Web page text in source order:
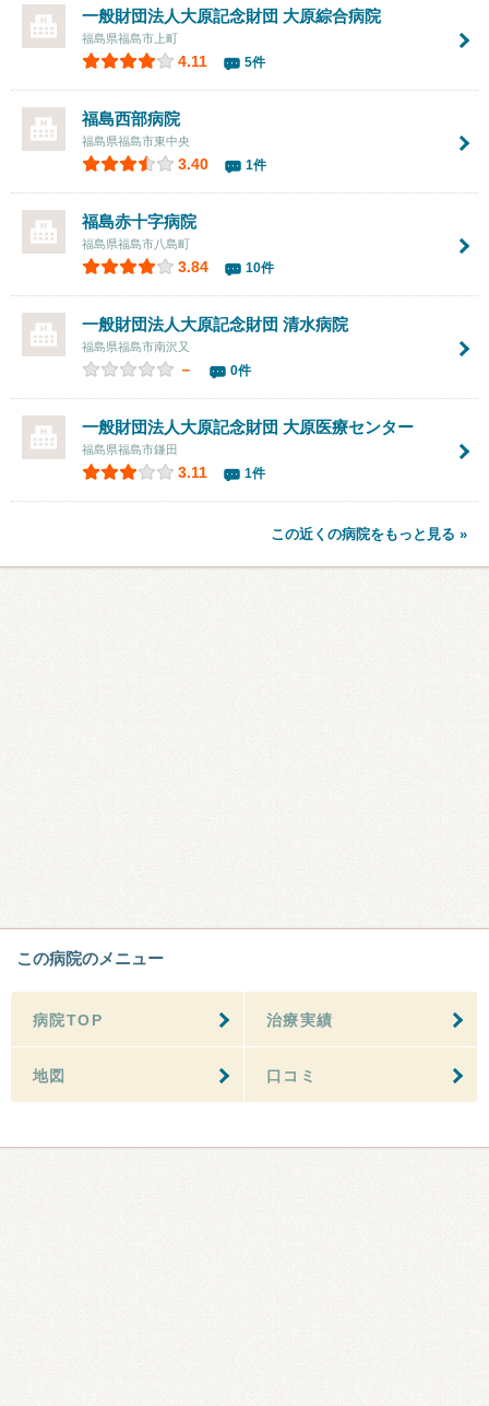
一般財団法人大原記念財団 大原綜合病院
福島県福島市上町
4.11 5件
福島西部病院
福島県福島市東中央
3.40 1件
福島赤十字病院
福島県福島市八島町
3.84 10件
一般財団法人大原記念財団 清水病院
福島県福島市南沢又
－ 0件
一般財団法人大原記念財団 大原医療センター
福島県福島市鎌田
3.11 1件
この近くの病院をもっと見る »
この病院のメニュー
病院TOP 治療実績
地図 口コミ